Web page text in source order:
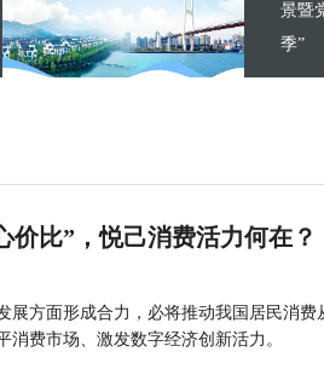
景暨
季”
价比”，悦己消费活力何在？
展方面形成合力，必将推动我国居民消
消费市场、激发数字经济创新活力。